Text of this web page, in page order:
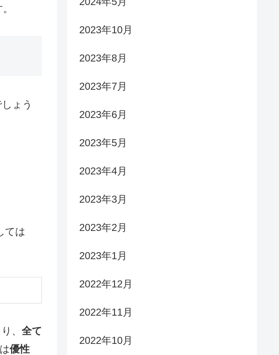
ょう
ては
、 全て
優性
2023年10月
2023年8月
2023年7月
2023年6月
2023年5月
2023年4月
2023年3月
2023年2月
2023年1月
2022年12月
2022年11月
2022年10月